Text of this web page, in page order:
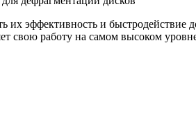
эффективность и
свою работу на самом высоком